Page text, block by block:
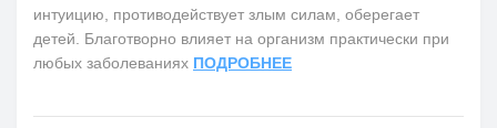
интуицию, противодействует злым силам, оберегает
детей. Благотворно влияет на организм практически при
любых заболеваниях ПОДРОБНЕЕ